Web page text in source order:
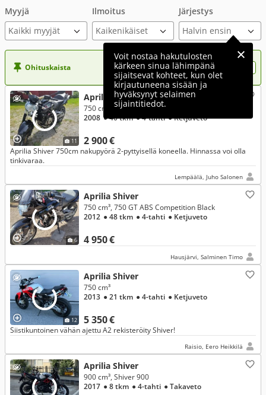
Myyjä
Kaikki myyjät
Ilmoitus Järjestys
Voit nostaa hakutulosten
kärkeen sinua lähimpänä
sijaitsevat kohteet, kun olet
kirjautuneena sisään ja
hyväksynyt selaimen
sijaintitiedot.
Ohituskaista Nosta ilmoituksesi tähän?
11
Aprilia Shiver
2 900 €
750 cm³
2008 ● 40 tkm● 4-tahti● Ketjuveto
Aprilia Shiver 750cm nakupyörä 2-pyttyisellä koneella. Hinnassa voi olla
tinkivaraa.
Lempäälä, Juho Salonen
6
Aprilia Shiver
4 950 €
750 cm³, 750 GT ABS Competition Black
2012 ● 48 tkm ● 4-tahti ● Ketjuveto
Hausjärvi, Salminen Timo
12
Aprilia Shiver
5 350 €
750 cm³
2013 ● 21 tkm ● 4-tahti ● Ketjuveto
Siistikuntoinen vähän ajettu A2 rekisteröity Shiver!
Raisio, Eero Heikkilä
Aprilia Shiver
900 cm³, Shiver 900
2017 ● 8 tkm ● 4-tahti ● Takaveto